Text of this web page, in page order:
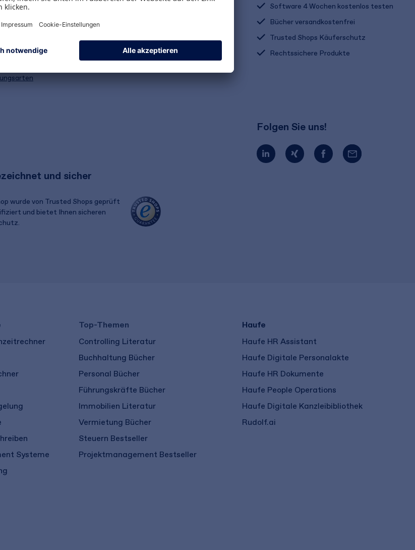
und sicher
wurde von Trusted Shops geprüft
und bietet Ihnen sicheren
Software 4 Wochen kostenlos testen
Bücher versandkostenfrei
Trusted Shops Käuferschutz
Rechtssichere Produkte
Folgen Sie uns!
Systeme
Top-Themen
Controlling Literatur
Buchhaltung Bücher
Personal Bücher
Führungskräfte Bücher
Immobilien Literatur
Vermietung Bücher
Steuern Bestseller
Projektmanagement Bestseller
Haufe
Haufe HR Assistant
Haufe Digitale Personalakte
Haufe HR Dokumente
Haufe People Operations
Haufe Digitale Kanzleibibliothek
Rudolf.ai